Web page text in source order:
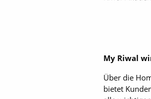
My Riwal
Über die
bietet